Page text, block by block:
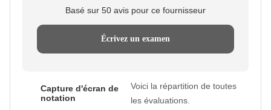
Basé sur 50 avis pour ce fournisseur
Écrivez un examen
Capture d'écran de
notation
Voici la répartition de toutes
les évaluations.